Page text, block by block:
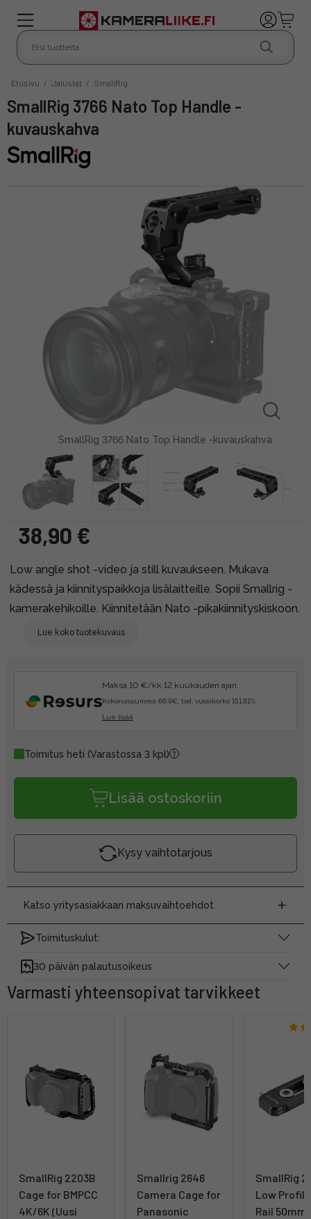
Etusivu / Jalustat / SmallRig
SmallRig 3766 Nato Top Handle -
kuvauskahva
SmallRig 3766 Nato Top Handle -kuvauskahva
38,90 €
Low angle shot -video ja still kuvaukseen. Mukava
kädessä ja kiinnityspaikkoja lisälaitteille. Sopii Smallrig -
kamerakehikoille. Kiinnitetään Nato -pikakiinnityskiskoon.
Lue koko tuotekuvaus
Maksa 10 €/kk 12 kuukauden ajan.
Kokonaissumma 66.9€, tod. vuosikorko 151.81%.
Lue lisää
Toimitus heti (Varastossa 3 kpl)
Lisää ostoskoriin
Kysy vaihtotarjous
Katso yritysasiakkaan maksuvaihtoehdot
Toimituskulut:
30 päivän palautusoikeus
Varmasti yhteensopivat tarvikkeet
SmallRig 2203B
Cage for BMPCC
4K/6K (Uusi
Smallrig 2646
Camera Cage for
Panasonic
SmallRig
Low
Rail 50mm